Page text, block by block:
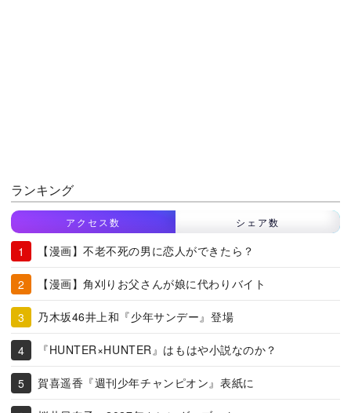
ランキング
アクセス数 シェア数
【漫画】不老不死の男に恋人ができたら？
【漫画】角刈りお父さんが娘に代わりバイト
乃木坂46井上和『少年サンデー』登場
『HUNTER×HUNTER』はもはや小説なのか？
賀喜遥香『週刊少年チャンピオン』表紙に